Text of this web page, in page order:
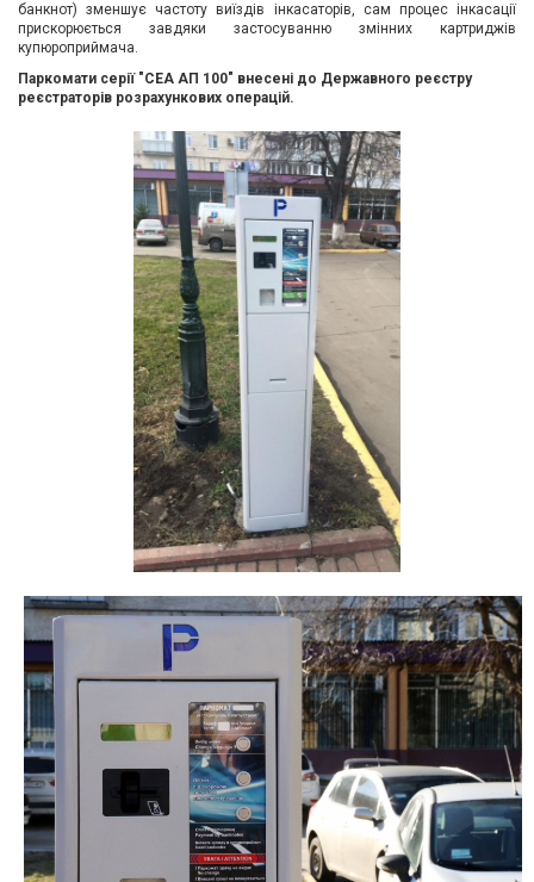
банкнот) зменшує частоту виїздів інкасаторів, сам процес інкасації
прискорюється завдяки застосуванню змінних картриджів
купюроприймача.
Паркомати серії "СЕА АП 100" внесені до Державного реєстру
реєстраторів розрахункових операцій.